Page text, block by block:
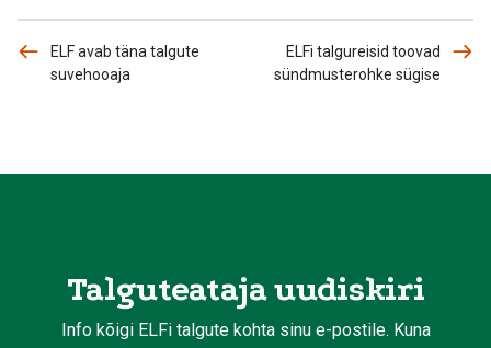
ELF avab täna talgute
suvehooaja
ELFi talgureisid toovad
sündmusterohke sügise
Talguteataja uudiskiri
Info kõigi ELFi talgute kohta sinu e-postile. Kuna